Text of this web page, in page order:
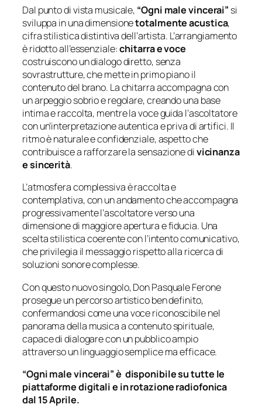
Dal punto di vista musicale, “Ogni male vincerai” si
sviluppa in una dimensionetotalmente acustica,
cifra stilistica distintiva dell’artista. L’arrangiamento
è ridotto all’essenziale:chitarra e voce
costruiscono un dialogo diretto, senza
sovrastrutture, che mette in primo piano il
contenuto del brano. La chitarra accompagna con
un arpeggio sobrio e regolare, creando una base
intima e raccolta, mentre la voce guida l’ascoltatore
con un’interpretazione autentica e priva di artifici. Il
ritmo è naturale e confidenziale, aspetto che
contribuisce a rafforzare la sensazione divicinanza
e sincerità.
L’atmosfera complessiva è raccolta e
contemplativa, con un andamento che accompagna
progressivamente l’ascoltatore verso una
dimensione di maggiore apertura e fiducia. Una
scelta stilistica coerente con l’intento comunicativo,
che privilegia il messaggio rispetto alla ricerca di
soluzioni sonore complesse.
Con questo nuovo singolo, Don Pasquale Ferone
prosegue un percorso artistico ben definito,
confermandosi come una voce riconoscibile nel
panorama della musica a contenuto spirituale,
capace di dialogare con un pubblico ampio
attraverso un linguaggio semplice ma efficace.
“Ogni male vincerai” è disponibile su tutte le
piattaforme digitali e in rotazione radiofonica
dal 15 Aprile.